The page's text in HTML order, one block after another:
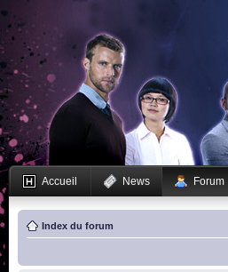
Accueil News Forum
Index du forum